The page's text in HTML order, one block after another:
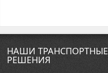
НАШИ ТРАНСПОРТНЫЕ
РЕШЕНИЯ